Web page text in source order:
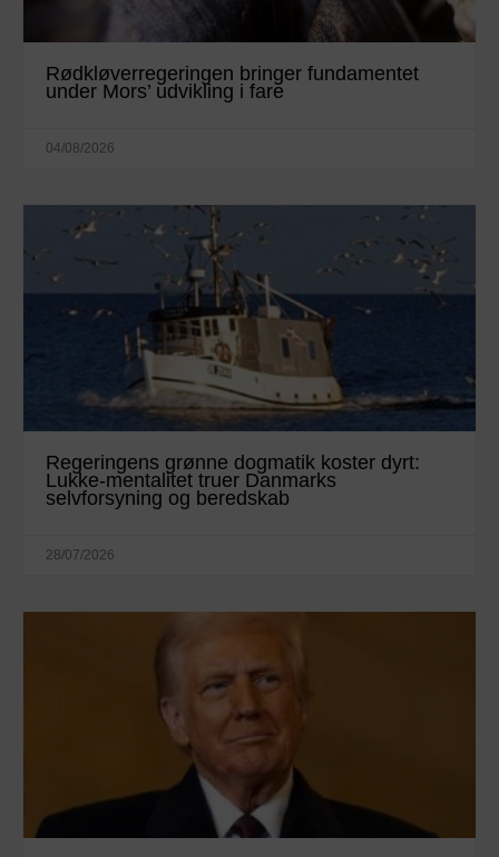
Rødkløverregeringen bringer fundamentet
under Mors’ udvikling i fare
04/08/2026
Regeringens grønne dogmatik koster dyrt:
Lukke-mentalitet truer Danmarks
selvforsyning og beredskab
28/07/2026